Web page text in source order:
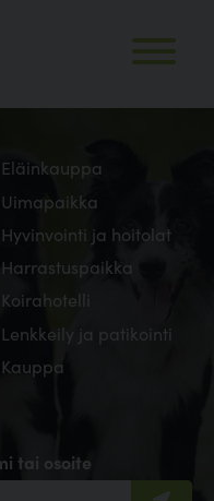
tai osoite
Eläinkauppa
Uimapaikka
Hyvinvointi ja hoitolat
Harrastuspaikka
Koirahotelli
Lenkkeily ja patikointi
Kauppa